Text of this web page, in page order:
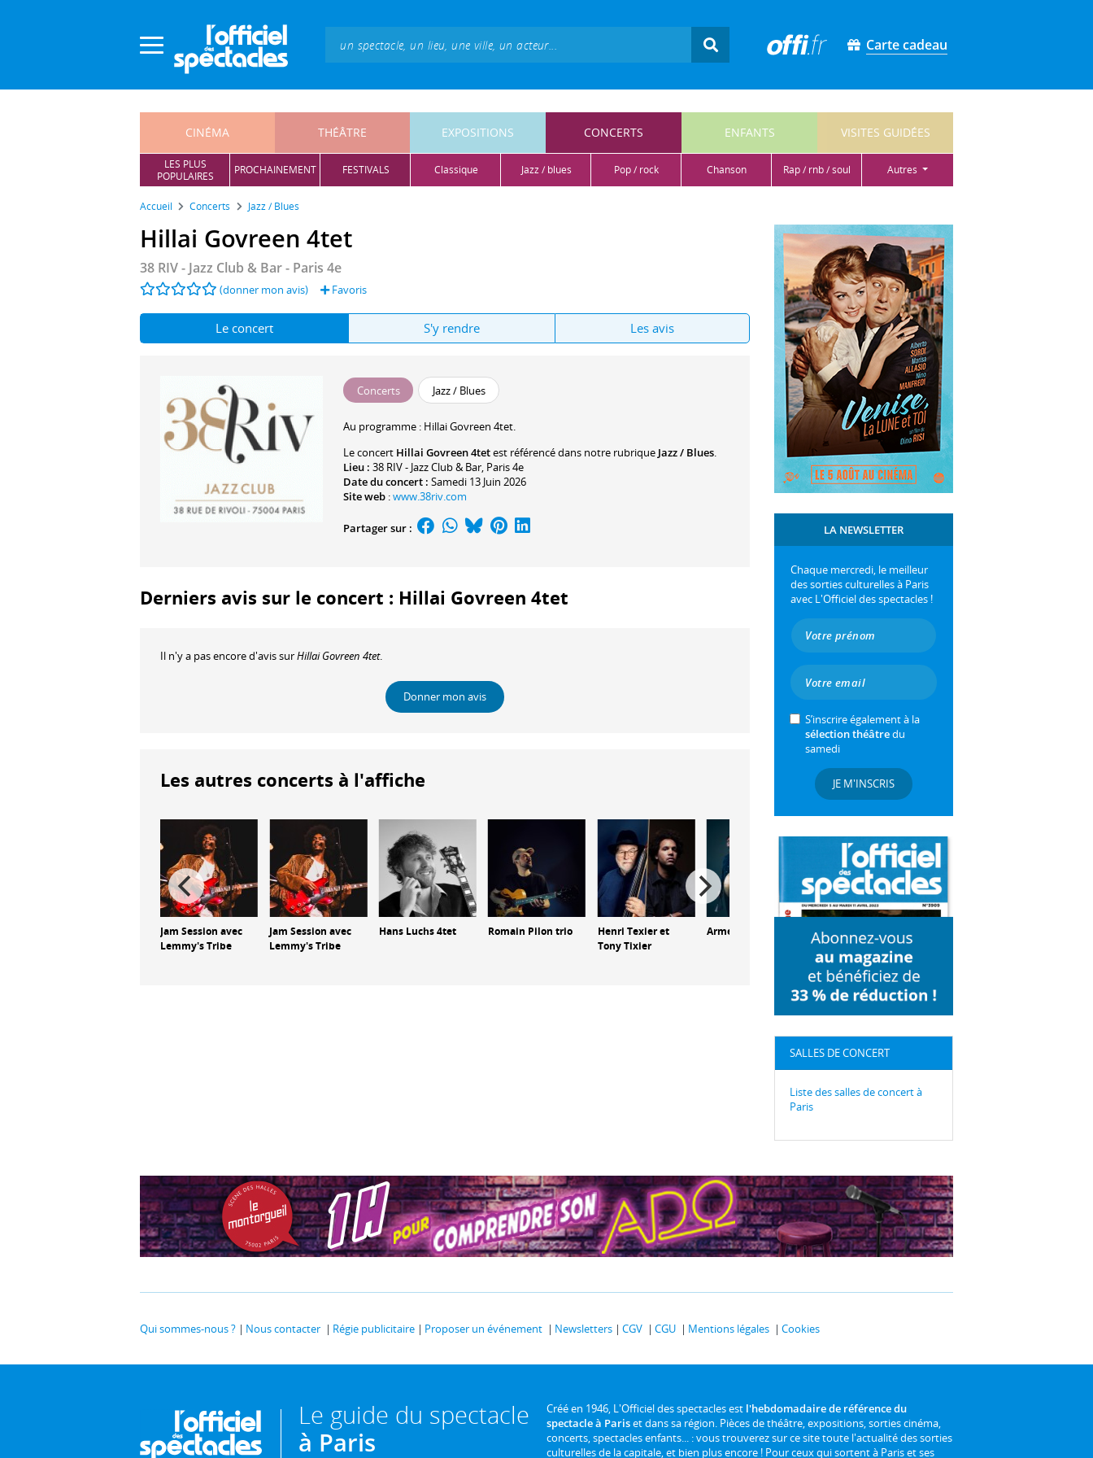
Carte cadeau
CINÉMA THÉÂTRE EXPOSITIONS CONCERTS ENFANTS VISITES GUIDÉES
LES PLUS
POPULAIRES
PROCHAINEMENT FESTIVALS classique jazz / blues pop / rock chanson rap / rnb / soul autres
Accueil Concerts Jazz / Blues
Hillai Govreen 4tet
38 RIV - Jazz Club & Bar- Paris 4e
(donner mon avis) Favoris
Le concert S'y rendre Les avis
Concerts Jazz / Blues
Au programme : Hillai Govreen 4tet.
Le concert Hillai Govreen 4tetest référencé dans notre rubrique Jazz / Blues.
Lieu : 38 RIV - Jazz Club & Bar, Paris 4e
Date du concert : Samedi 13 Juin 2026
Site web :www.38riv.com
Partager sur :
Derniers avis sur le concert : Hillai Govreen 4tet
Il n'y a pas encore d'avis surHillai Govreen 4tet.
Donner mon avis
Les autres concerts à l'affiche
Jam Session avec
Lemmy's Tribe
Jam Session avec
Lemmy's Tribe
Hans Luchs 4tet Romain Pilon trio
Henri Texier et
Tony Tixier
Armel Dupas
LA NEWSLETTER
Chaque mercredi, le meilleur
des sorties culturelles à Paris
avec L'Officiel des spectacles !
S’inscrire également à la
sélection théâtredu
samedi
JE M'INSCRIS
SALLES DE CONCERT
Liste des salles de concert à
Paris
Qui sommes-nous ? Nous contacter Régie publicitaire Proposer un événement Newsletters CGV CGU Mentions légales Cookies
Le guide du spectacle
à Paris
Créé en 1946, L'Officiel des spectacles est l'hebdomadaire de référence du
spectacle à Pariset dans sa région. Pièces de théâtre, expositions, sorties cinéma,
concerts, spectacles enfants... : vous trouverez sur ce site toute l'actualité des sorties
culturelles de la capitale, et bien plus encore ! Pour ceux qui sortent à Paris et ses